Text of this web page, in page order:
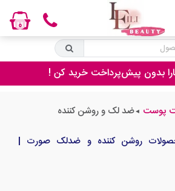
بهترین برندهای دنیا در لیلی بیوتی
0
پوست ◄ضد لک و روشن کننده
روشن کننده و ضدلک صورت |